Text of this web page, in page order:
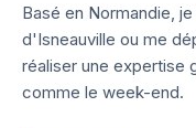
Basé en Normandie,
d'Isneauville ou me
réaliser une expertise
comme le week-end.